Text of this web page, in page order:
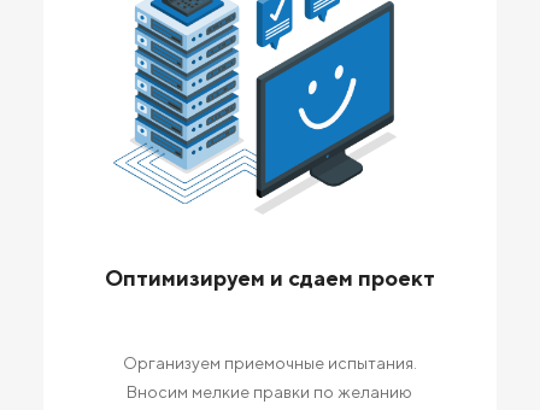
Оптимизируем и сдаем проект
Организуем приемочные испытания.
Вносим мелкие правки по желанию